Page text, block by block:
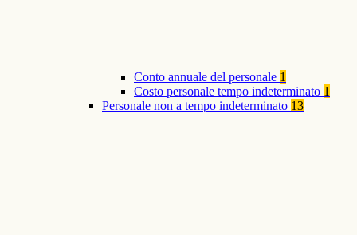
Conto annuale del personale 1
Costo personale tempo indeterminato 1
Personale non a tempo indeterminato 13